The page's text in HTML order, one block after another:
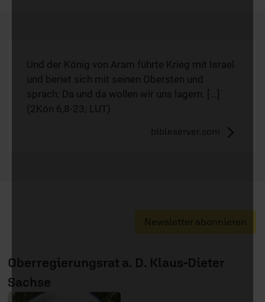
Und der König von Aram führte Krieg mit Israel
und beriet sich mit seinen Obersten und
sprach: Da und da wollen wir uns lagern. [...]
(2Kön 6,8-23; LUT)
bibleserver.com
Newsletter abonnieren
Oberregierungsrat a. D. Klaus-Dieter
Sachse